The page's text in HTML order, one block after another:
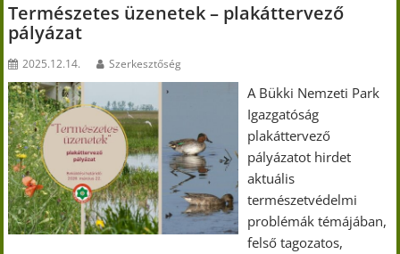
Természetes üzenetek – plakáttervező
pályázat
2025.12.14. Szerkesztőség
A Bükki Nemzeti Park
Igazgatóság
plakáttervező
pályázatot hirdet
aktuális
természetvédelmi
problémák témájában,
felső tagozatos,